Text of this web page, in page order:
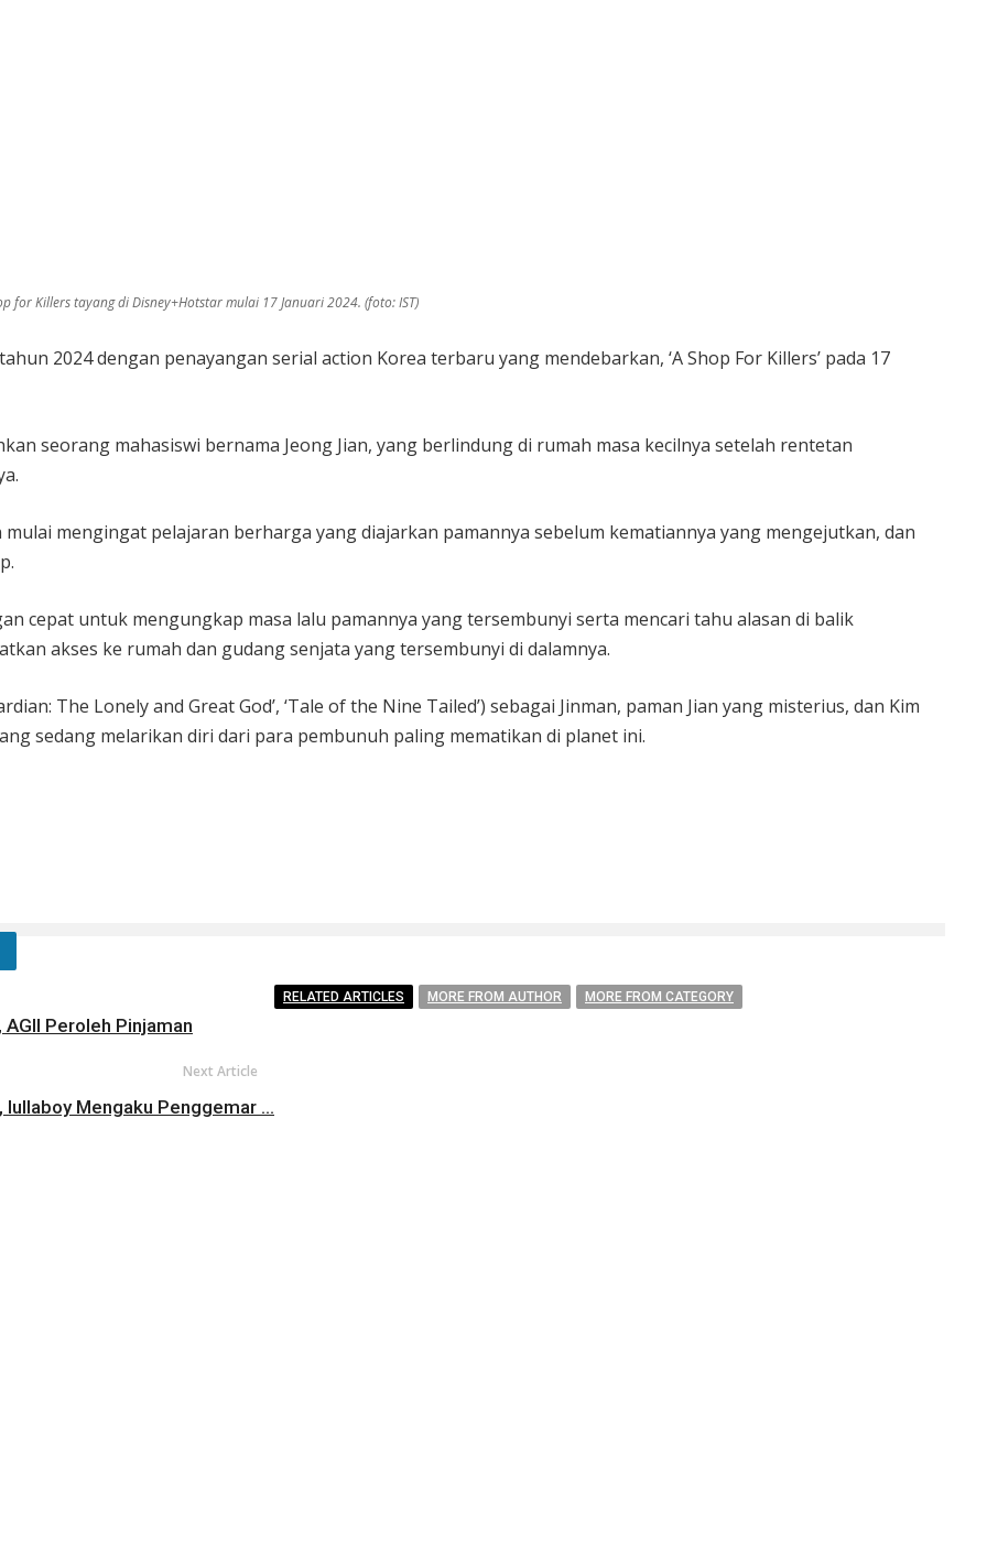
for Killers tayang di Disney+Hotstar mulai 17 Januari 2024. (foto: IST)
2024 dengan penayangan serial action Korea terbaru yang mendebarkan, ‘A Shop For Killers’ pada 17
seorang mahasiswi bernama Jeong Jian, yang berlindung di rumah masa kecilnya setelah rentetan
mengingat pelajaran berharga yang diajarkan pamannya sebelum kematiannya yang mengejutkan, dan
cepat untuk mengungkap masa lalu pamannya yang tersembunyi serta mencari tahu alasan di balik
akses ke rumah dan gudang senjata yang tersembunyi di dalamnya.
The Lonely and Great God’, ‘Tale of the Nine Tailed’) sebagai Jinman, paman Jian yang misterius, dan Kim
yang sedang melarikan diri dari para pembunuh paling mematikan di planet ini.
Peroleh Pinjaman
Next Article
Mengaku Penggemar ...
RELATED ARTICLES MORE FROM AUTHOR MORE FROM CATEGORY